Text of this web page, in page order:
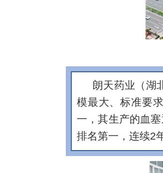
朗天药业（湖
模最大、标准要
一，其生产的血
排名第一，连续2